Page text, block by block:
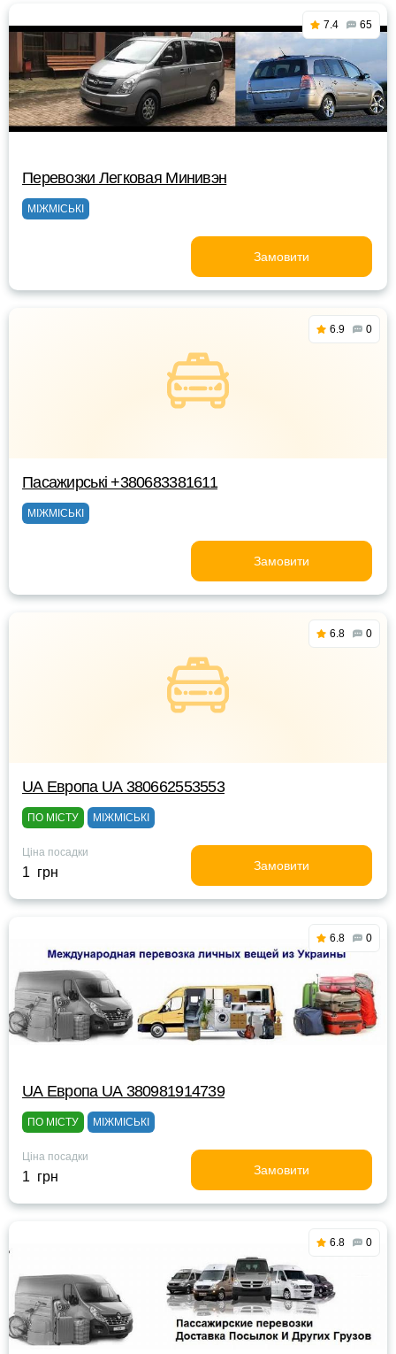
7.4 65
Перевозки Легковая Минивэн
МІЖМІСЬКІ
Замовити
6.9 0
Пасажирські +380683381611
МІЖМІСЬКІ
Замовити
6.8 0
UА Европа UА 380662553553
ПО МІСТУ МІЖМІСЬКІ
Ціна посадки
1 грн Замовити
6.8 0
UА Европа UА 380981914739
ПО МІСТУ МІЖМІСЬКІ
Ціна посадки
1 грн Замовити
6.8 0